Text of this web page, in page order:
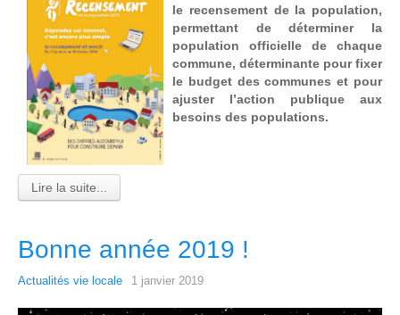
le recensement de la population,
permettant de déterminer la
population officielle de chaque
commune, déterminante pour fixer
le budget des communes et pour
ajuster l’action publique aux
besoins des populations.
Lire la suite...
Bonne année 2019 !
Actualités vie locale 1 janvier 2019